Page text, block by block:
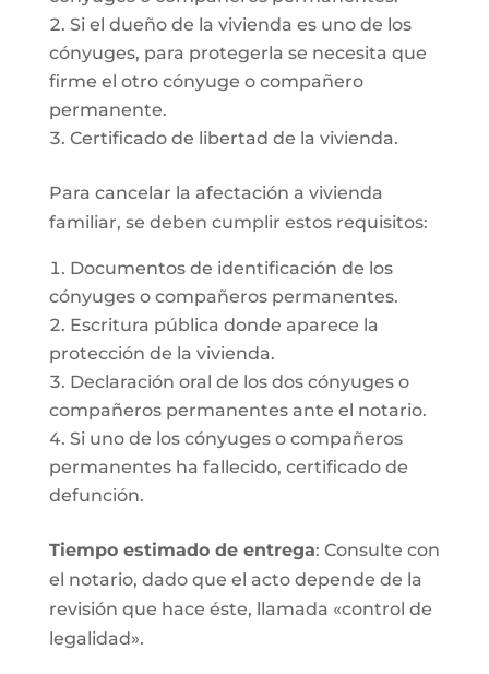
Si el dueño de la vivienda es uno de los
cónyuges, para protegerla se necesita que
firme el otro cónyuge o compañero
permanente.
Certificado de libertad de la vivienda.
Para cancelar la afectación a vivienda
familiar, se deben cumplir estos requisitos:
Documentos de identificación de los
cónyuges o compañeros permanentes.
Escritura pública donde aparece la
protección de la vivienda.
Declaración oral de los dos cónyuges o
compañeros permanentes ante el notario.
Si uno de los cónyuges o compañeros
permanentes ha fallecido, certificado de
defunción.
Tiempo estimado de entrega: Consulte con
el notario, dado que el acto depende de la
revisión que hace éste, llamada «control de
legalidad».